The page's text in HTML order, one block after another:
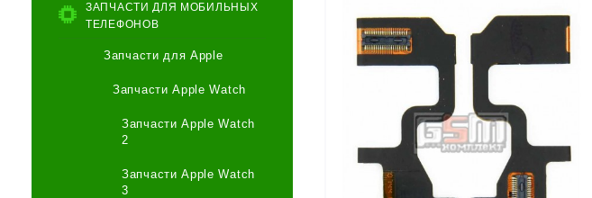
ЗАПЧАСТИ ДЛЯ МОБИЛЬНЫХ
ТЕЛЕФОНОВ
Запчасти для Apple
Запчасти Apple Watch
Запчасти Apple Watch
2
Запчасти Apple Watch
3